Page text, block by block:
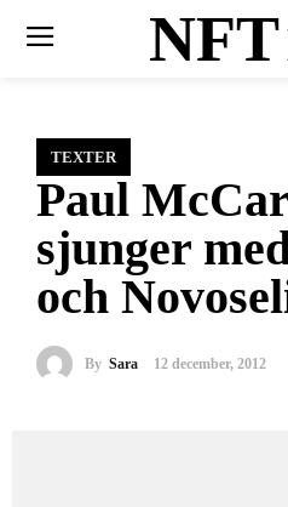
NFT
TEXTER
Paul
sjunger
och
By Sara 12 december, 2012